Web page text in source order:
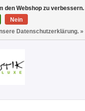
den Webshop zu verbessern.
Nein
Datenschutzerklärung. »